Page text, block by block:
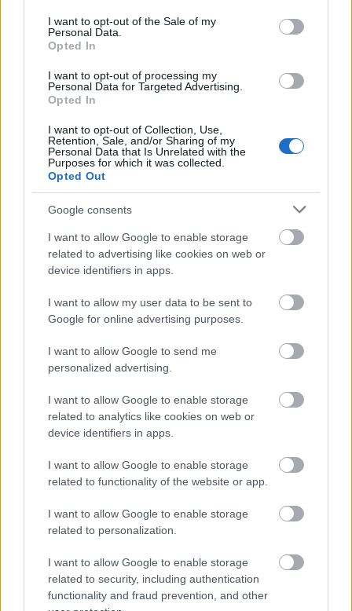
consent section.
I want to opt-out of the Sale of my
Personal Data.
Opted In
I want to opt-out of processing my
Personal Data for Targeted Advertising.
Opted In
I want to opt-out of Collection, Use,
Retention, Sale, and/or Sharing of my
Personal Data that Is Unrelated with the
Purposes for which it was collected.
Opted Out
Google consents
I want to allow Google to enable storage
related to advertising like cookies on web or
device identifiers in apps.
I want to allow my user data to be sent to
Google for online advertising purposes.
I want to allow Google to send me
personalized advertising.
I want to allow Google to enable storage
related to analytics like cookies on web or
device identifiers in apps.
I want to allow Google to enable storage
related to functionality of the website or app.
I want to allow Google to enable storage
related to personalization.
I want to allow Google to enable storage
related to security, including authentication
functionality and fraud prevention, and other
srecorder•2023. március 16.
Első magyar nyelvű EP-je előfutárát izzítja a
perpētuum: animációs videóklippel debütál a
Délibáb, mellyel a zenekar egy sodró lendületű, hol
invitál.
„Amikor csak egyetlen dolgot akar
az ember” – Animációs klip készült a
perpētuum első remixéhez
srecorder•2022. december 02.
Szeptember itt, a Recorderen debütált az
játszó perpētuum első magyar nyelvű klipdala,
amelyhez most elkészült az első remixük és az első
animációs klipjük is. A Napban-t a nemzetközileg